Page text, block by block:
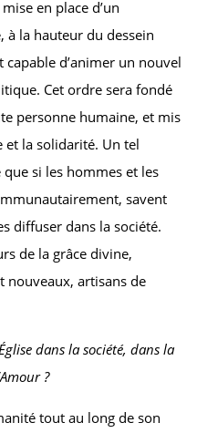
en place d’un
la hauteur du dessein
capable d’animer un nouvel
Cet ordre sera fondé
personne humaine, et mis
la solidarité. Un tel
si les hommes et les
savent
diffuser dans la société.
de la grâce divine,
artisans de
dans la société, dans la
?
tout au long de son